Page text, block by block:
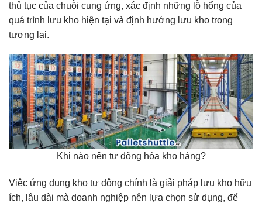
thủ tục của chuỗi cung ứng, xác định những lỗ hổng của
quá trình lưu kho hiện tại và định hướng lưu kho trong
tương lai.
Khi nào nên tự động hóa kho hàng?
Việc ứng dụng kho tự động chính là giải pháp lưu kho hữu
ích, lâu dài mà doanh nghiệp nên lựa chọn sử dụng, để